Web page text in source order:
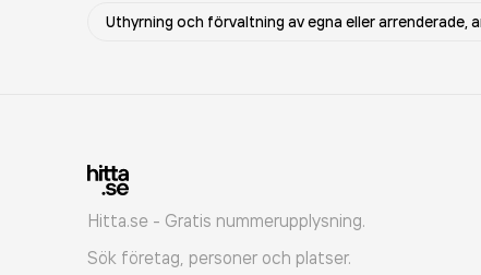
Uthyrning och förvaltning av egna eller arrenderade,
Hitta.se - Gratis nummerupplysning.
Sök företag, personer och platser.